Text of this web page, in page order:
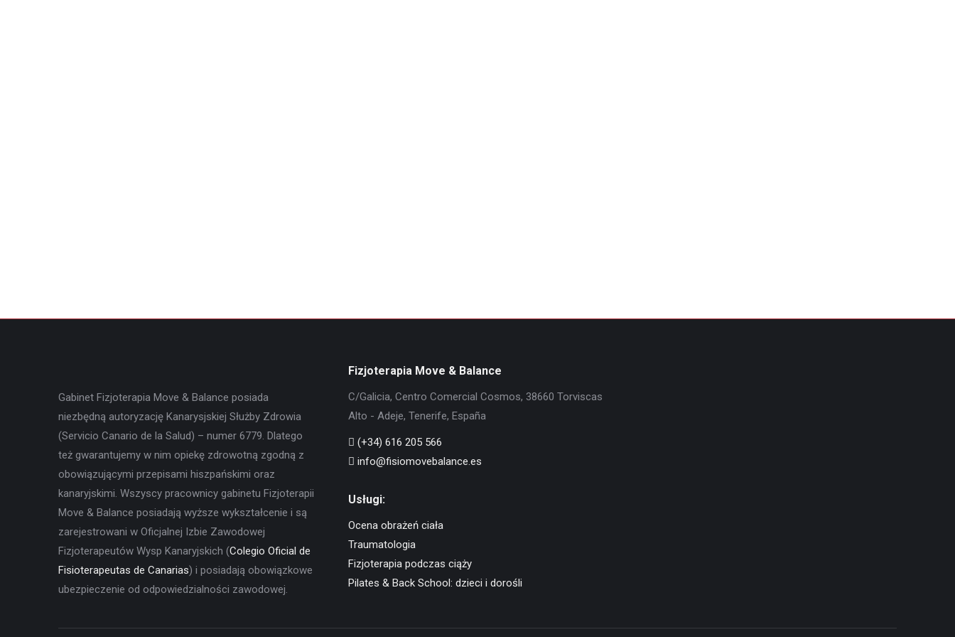
Gabinet Fizjoterapia Move & Balance posiada
niezbędną autoryzację Kanarysjskiej Służby Zdrowia
(Servicio Canario de la Salud) – numer 6779. Dlatego
też gwarantujemy w nim opiekę zdrowotną zgodną z
obowiązującymi przepisami hiszpańskimi oraz
kanaryjskimi. Wszyscy pracownicy gabinetu Fizjoterapii
Move & Balance posiadają wyższe wykształcenie i są
zarejestrowani w Oficjalnej Izbie Zawodowej
Fizjoterapeutów Wysp Kanaryjskich (Colegio Oficial de
Fisioterapeutas de Canarias) i posiadają obowiązkowe
ubezpieczenie od odpowiedzialności zawodowej.
Fizjoterapia Move & Balance
C/Galicia, Centro Comercial Cosmos, 38660 Torviscas
Alto - Adeje, Tenerife, España
(+34) 616 205 566
info@fisiomovebalance.es
Usługi:
Ocena obrażeń ciała
Traumatologia
Fizjoterapia podczas ciąży
Pilates & Back School: dzieci i dorośli